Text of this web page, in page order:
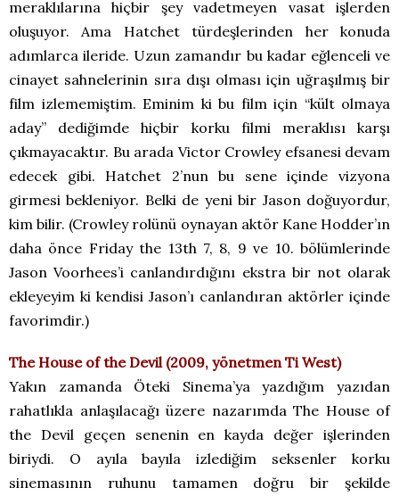
meraklılarına hiçbir şey vadetmeyen vasat işlerden
oluşuyor. Ama Hatchet türdeşlerinden her konuda
adımlarca ileride. Uzun zamandır bu kadar eğlenceli ve
cinayet sahnelerinin sıra dışı olması için uğraşılmış bir
film izlememiştim. Eminim ki bu film için “kült olmaya
aday” dediğimde hiçbir korku filmi meraklısı karşı
çıkmayacaktır. Bu arada Victor Crowley efsanesi devam
edecek gibi. Hatchet 2’nun bu sene içinde vizyona
girmesi bekleniyor. Belki de yeni bir Jason doğuyordur,
kim bilir. (Crowley rolünü oynayan aktör Kane Hodder’ın
daha önce Friday the 13th 7, 8, 9 ve 10. bölümlerinde
Jason Voorhees’i canlandırdığını ekstra bir not olarak
ekleyeyim ki kendisi Jason’ı canlandıran aktörler içinde
favorimdir.)
The House of the Devil (2009, yönetmen Ti West)
Yakın zamanda Öteki Sinema’ya yazdığım yazıdan
rahatlıkla anlaşılacağı üzere nazarımda The House of
the Devil geçen senenin en kayda değer işlerinden
biriydi. O ayıla bayıla izlediğim seksenler korku
sinemasının ruhunu tamamen doğru bir şekilde